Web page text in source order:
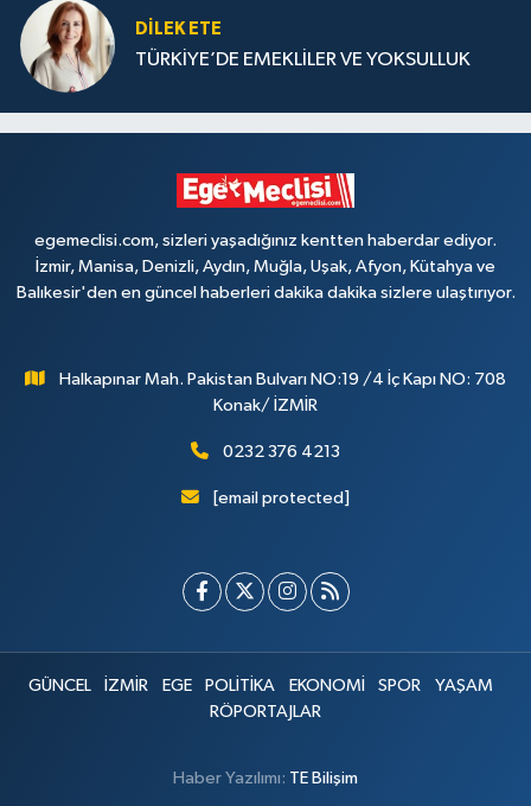
DILEK ETE
TÜRKİYE’DE EMEKLİLER VE YOKSULLUK
egemeclisi.com, sizleri yaşadığınız kentten haberdar ediyor.
İzmir, Manisa, Denizli, Aydın, Muğla, Uşak, Afyon, Kütahya ve
Balıkesir'den en güncel haberleri dakika dakika sizlere ulaştırıyor.
Halkapınar Mah. Pakistan Bulvarı NO:19 /4 İç Kapı NO: 708
Konak/ İZMİR
0232 376 4213
[email protected]
GÜNCEL İZMİR EGE POLİTİKA EKONOMİ SPOR
YAŞAM
RÖPORTAJLAR
Haber Yazılımı: TE Bilişim